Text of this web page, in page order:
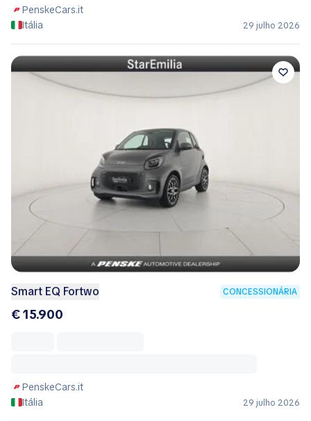
PenskeCars.it
Itália
29 julho 2026
Smart EQ Fortwo CONCESSIONÁRIA
€ 15.900
PenskeCars.it
Itália
29 julho 2026